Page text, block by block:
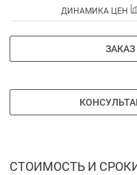
ДИНАМИКА ЦЕН
СТОИМОСТЬ И